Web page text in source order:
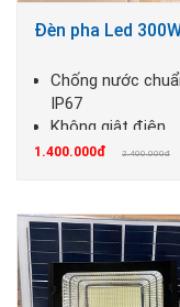
Đèn pha Led
Chống nước
IP67
Không giật điện,
không cháy nổ
1.400.000đ 2.400.000đ